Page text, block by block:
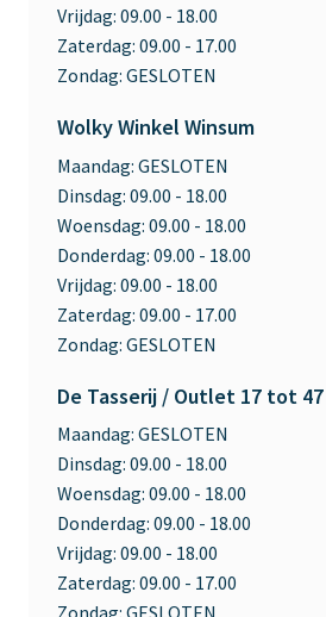
Vrijdag: 09.00 - 18.00
Zaterdag: 09.00 - 17.00
Zondag: GESLOTEN
Wolky Winkel Winsum
Maandag: GESLOTEN
Dinsdag: 09.00 - 18.00
Woensdag: 09.00 - 18.00
Donderdag: 09.00 - 18.00
Vrijdag: 09.00 - 18.00
Zaterdag: 09.00 - 17.00
Zondag: GESLOTEN
De Tasserij / Outlet 17 tot 47
Maandag: GESLOTEN
Dinsdag: 09.00 - 18.00
Woensdag: 09.00 - 18.00
Donderdag: 09.00 - 18.00
Vrijdag: 09.00 - 18.00
Zaterdag: 09.00 - 17.00